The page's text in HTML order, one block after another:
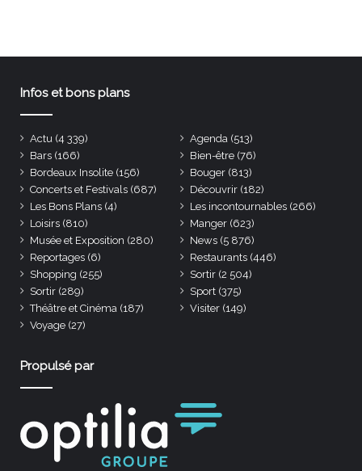
Infos et bons plans
Actu (4 339) Agenda (513)
Bars (166) Bien-être (76)
Bordeaux Insolite (156) Bouger (813)
Concerts et Festivals (687) Découvrir (182)
Les Bons Plans (4) Les incontournables (266)
Loisirs (810) Manger (623)
Musée et Exposition (280) News (5 876)
Reportages (6) Restaurants (446)
Shopping (255) Sortir (2 504)
Sortir (289) Sport (375)
Théâtre et Cinéma (187) Visiter (149)
Voyage (27)
Propulsé par